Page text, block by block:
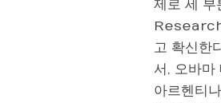
제로 세 부
Research
고 확신한
서, 오바마
아르헨티